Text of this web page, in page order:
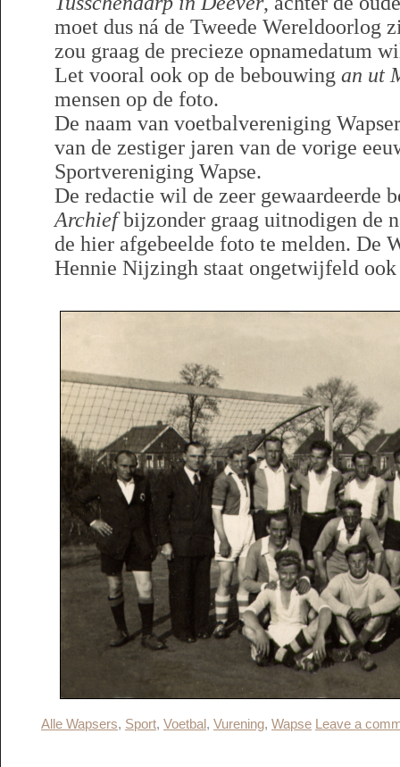
moet dus ná de Tweede Wereldoorlog
zou graag de precieze opnamedatum
Let vooral ook op de bebouwing an ut
mensen op de foto.
De naam van voetbalvereniging
van de zestiger jaren van de vorige
Sportvereniging Wapse.
De redactie wil de zeer gewaardeerde
Archiefbijzonder graag uitnodigen de
de hier afgebeelde foto te melden. De
Hennie Nijzingh staat ongetwijfeld ook
Alle Wapsers, Sport, Voetbal , Vurening, Wapse Leave a